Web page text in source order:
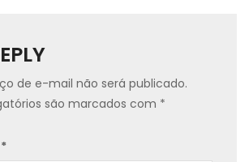
de e-mail não será publicado.
são marcados com *
*